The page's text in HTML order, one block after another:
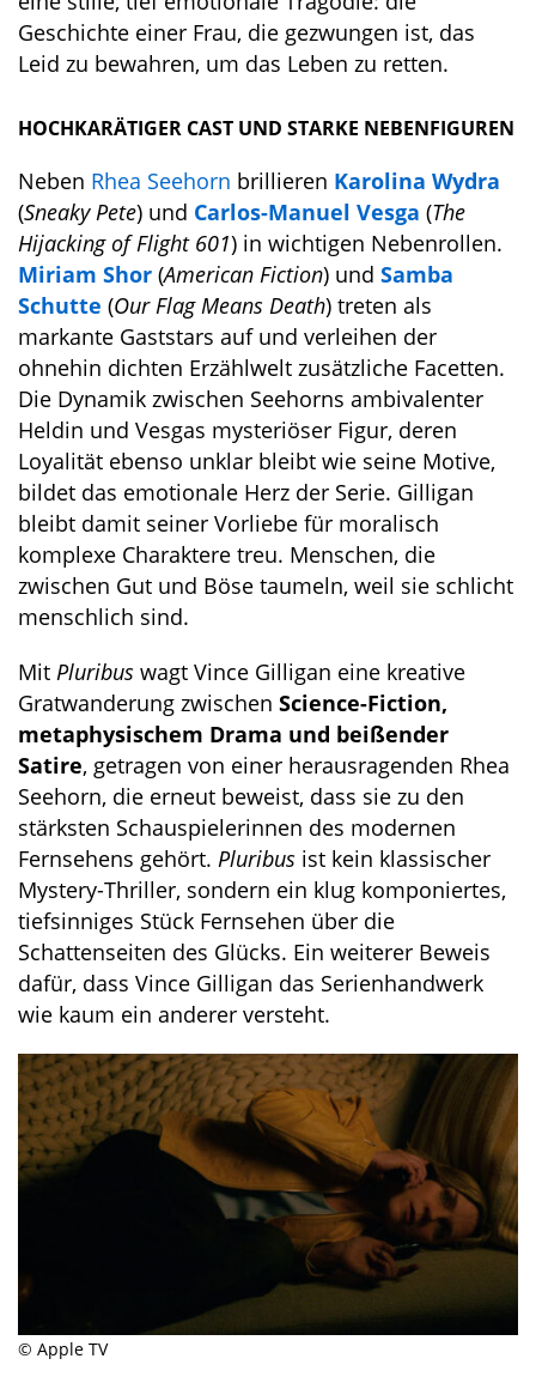
Geschichte einer Frau, die gezwungen ist, das
Leid zu bewahren, um das Leben zu retten.
HOCHKARÄTIGER CAST UND STARKE NEBENFIGUREN
Neben Rhea Seehorn brillieren Karolina Wydra
(Sneaky Pete) und Carlos-Manuel Vesga (The
Hijacking of Flight 601) in wichtigen Nebenrollen.
Miriam Shor (American Fiction) und Samba
Schutte (Our Flag Means Death) treten als
markante Gaststars auf und verleihen der
ohnehin dichten Erzählwelt zusätzliche Facetten.
Die Dynamik zwischen Seehorns ambivalenter
Heldin und Vesgas mysteriöser Figur, deren
Loyalität ebenso unklar bleibt wie seine Motive,
bildet das emotionale Herz der Serie. Gilligan
bleibt damit seiner Vorliebe für moralisch
komplexe Charaktere treu. Menschen, die
zwischen Gut und Böse taumeln, weil sie schlicht
menschlich sind.
Mit Pluribus wagt Vince Gilligan eine kreative
Gratwanderung zwischen Science-Fiction,
metaphysischem Drama und beißender
Satire, getragen von einer herausragenden Rhea
Seehorn, die erneut beweist, dass sie zu den
stärksten Schauspielerinnen des modernen
Fernsehens gehört. Pluribus ist kein klassischer
Mystery-Thriller, sondern ein klug komponiertes,
tiefsinniges Stück Fernsehen über die
Schattenseiten des Glücks. Ein weiterer Beweis
dafür, dass Vince Gilligan das Serienhandwerk
wie kaum ein anderer versteht.
© Apple TV